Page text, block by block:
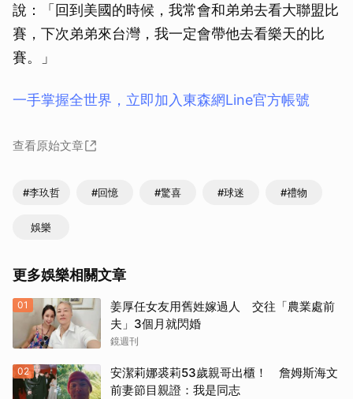
說：「回到美國的時候，我常會和弟弟去看大聯盟比
賽，下次弟弟來台灣，我一定會帶他去看樂天的比
賽。」
一手掌握全世界，立即加入東森網Line官方帳號
查看原始文章
#李玖哲 #回憶 #驚喜 #球迷 #禮物
娛樂
更多娛樂相關文章
01
姜厚任女友用舊姓嫁過人 交往「農業處前
夫」3個月就閃婚
鏡週刊
02
安潔莉娜裘莉53歲親哥出櫃！ 詹姆斯海文
前妻節目親證：我是同志